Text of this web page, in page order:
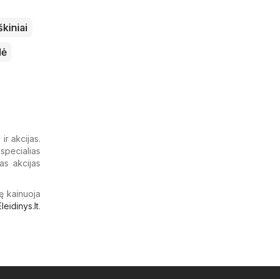
akcijas.
akcijas
kainuoja
.